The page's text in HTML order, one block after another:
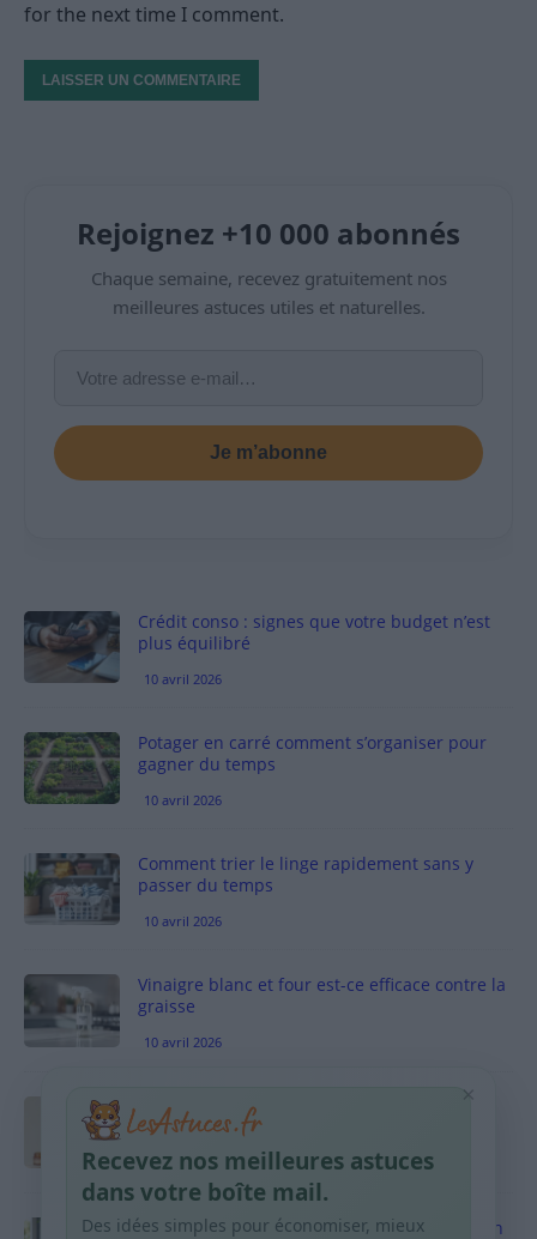
for the next time I comment.
Rejoignez +10 000 abonnés
Chaque semaine, recevez gratuitement nos
meilleures astuces utiles et naturelles.
Je m’abonne
Crédit conso : signes que votre budget n’est
plus équilibré
10 avril 2026
Potager en carré comment s’organiser pour
gagner du temps
10 avril 2026
Comment trier le linge rapidement sans y
passer du temps
10 avril 2026
Vinaigre blanc et four est-ce efficace contre la
graisse
10 avril 2026
Taches pigmentaires : routine simple +
habitudes qui aident
9 avril 2026
Produits ménagers : comment économiser en
×
Recevez nos meilleures astuces
dans votre boîte mail.
Des idées simples pour économiser, mieux